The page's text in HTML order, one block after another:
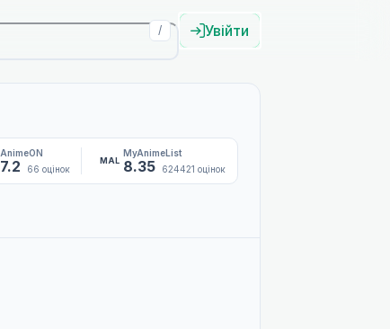
/ Увійти
AnimeON
7.2 66 оцінок
MAL
MyAnimeList
8.35 624421 оцінок